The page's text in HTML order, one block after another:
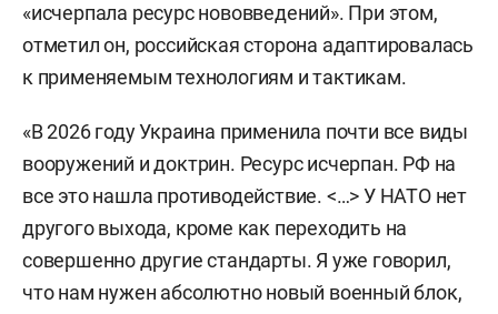
«исчерпала ресурс нововведений». При этом,
отметил он, российская сторона адаптировалась
к применяемым технологиям и тактикам.
«В 2026 году Украина применила почти все виды
вооружений и доктрин. Ресурс исчерпан. РФ на
все это нашла противодействие. <…> У НАТО нет
другого выхода, кроме как переходить на
совершенно другие стандарты. Я уже говорил,
что нам нужен абсолютно новый военный блок,